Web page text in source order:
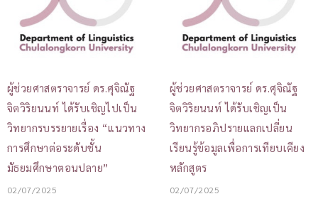
ผู้ช่วยศาสตราจารย์ ดร.ศุจิณัฐ
จิตวิริยนนท์ ได้รับเชิญไปเป็น
วิทยากรบรรยายเรื่อง “แนวทาง
การศึกษาต่อระดับชั้น
มัธยมศึกษาตอนปลาย”
02/07/2025
ผู้ช่วยศาสตราจารย์ ดร.ศุจิณัฐ
จิตวิริยนนท์ ได้รับเชิญเป็น
วิทยากรอภิปรายแลกเปลี่ยน
เรียนรู้ข้อมูลเพื่อการเทียบเคียง
หลักสูตร
02/07/2025